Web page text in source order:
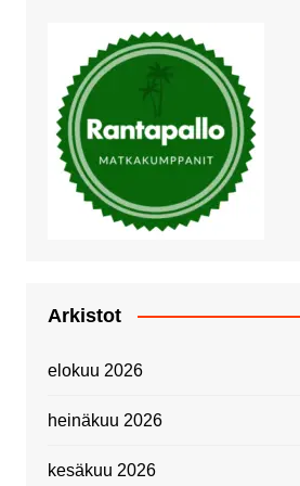
Arkistot
elokuu 2026
heinäkuu 2026
kesäkuu 2026